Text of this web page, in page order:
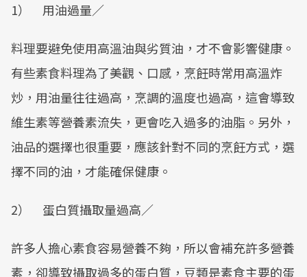
1） 用油過量／
料理要避免使用高溫油與劣質油，才不會影響健康。
有些素食料理為了美觀、口感，烹飪時常用高溫炸
炒，用油量往往過高，烹調的溫度也過高，這會導致
維生素等營養素流失，更會吃入過多的油脂。另外，
油品的選擇也很重要，應該針對不同的烹飪方式，選
擇不同的油，才能確保健康。
2） 蛋白質攝取量過高／
許多人擔心素食容易營養不夠，所以會補充許多營養
素，卻導致攝取過多的蛋白質，豆類是素食主要的蛋